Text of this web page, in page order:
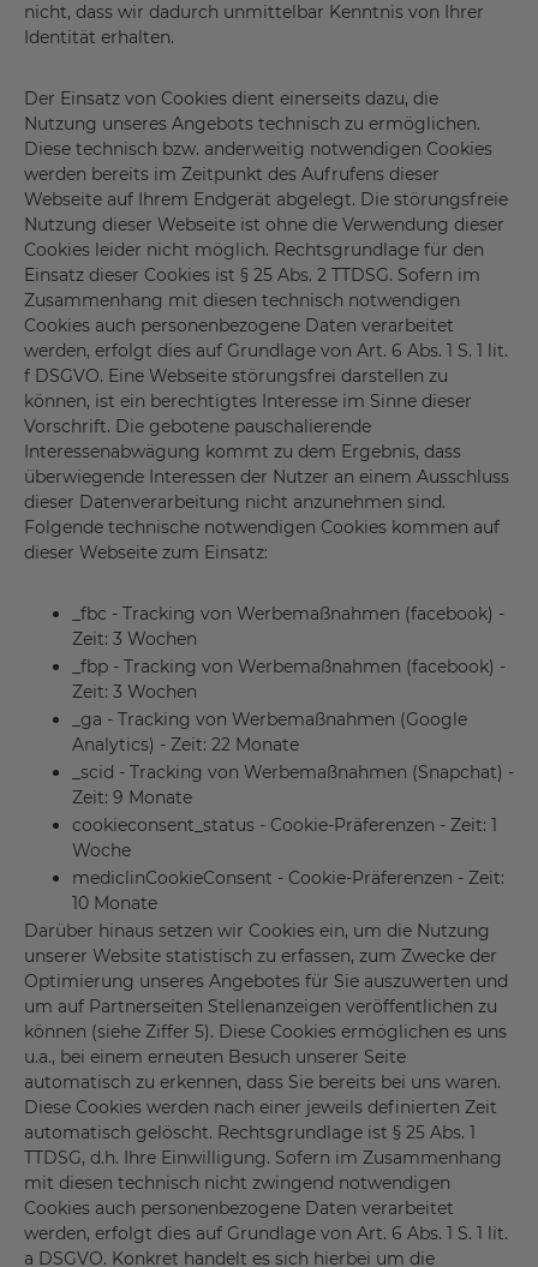
nicht, dass wir dadurch unmittelbar Kenntnis von Ihrer
Identität erhalten.
Der Einsatz von Cookies dient einerseits dazu, die
Nutzung unseres Angebots technisch zu ermöglichen.
Diese technisch bzw. anderweitig notwendigen Cookies
werden bereits im Zeitpunkt des Aufrufens dieser
Webseite auf Ihrem Endgerät abgelegt. Die störungsfreie
Nutzung dieser Webseite ist ohne die Verwendung dieser
Cookies leider nicht möglich. Rechtsgrundlage für den
Einsatz dieser Cookies ist § 25 Abs. 2 TTDSG. Sofern im
Zusammenhang mit diesen technisch notwendigen
Cookies auch personenbezogene Daten verarbeitet
werden, erfolgt dies auf Grundlage von Art. 6 Abs. 1 S. 1 lit.
f DSGVO. Eine Webseite störungsfrei darstellen zu
können, ist ein berechtigtes Interesse im Sinne dieser
Vorschrift. Die gebotene pauschalierende
Interessenabwägung kommt zu dem Ergebnis, dass
überwiegende Interessen der Nutzer an einem Ausschluss
dieser Datenverarbeitung nicht anzunehmen sind.
Folgende technische notwendigen Cookies kommen auf
dieser Webseite zum Einsatz:
_fbc - Tracking von Werbemaßnahmen (facebook) -
Zeit: 3 Wochen
_fbp - Tracking von Werbemaßnahmen (facebook) -
Zeit: 3 Wochen
_ga - Tracking von Werbemaßnahmen (Google
Analytics) - Zeit: 22 Monate
_scid - Tracking von Werbemaßnahmen (Snapchat) -
Zeit: 9 Monate
cookieconsent_status - Cookie-Präferenzen - Zeit: 1
Woche
mediclinCookieConsent - Cookie-Präferenzen - Zeit:
10 Monate
Darüber hinaus setzen wir Cookies ein, um die Nutzung
unserer Website statistisch zu erfassen, zum Zwecke der
Optimierung unseres Angebotes für Sie auszuwerten und
um auf Partnerseiten Stellenanzeigen veröffentlichen zu
können (siehe Ziffer 5). Diese Cookies ermöglichen es uns
u.a., bei einem erneuten Besuch unserer Seite
automatisch zu erkennen, dass Sie bereits bei uns waren.
Diese Cookies werden nach einer jeweils definierten Zeit
automatisch gelöscht. Rechtsgrundlage ist § 25 Abs. 1
TTDSG, d.h. Ihre Einwilligung. Sofern im Zusammenhang
mit diesen technisch nicht zwingend notwendigen
Cookies auch personenbezogene Daten verarbeitet
werden, erfolgt dies auf Grundlage von Art. 6 Abs. 1 S. 1 lit.
a DSGVO. Konkret handelt es sich hierbei um die